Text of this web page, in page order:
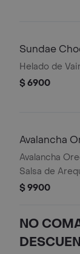
Sundae
Helado de
$ 6900
Avalancha
Avalancha
Salsa de
$ 9900
NO